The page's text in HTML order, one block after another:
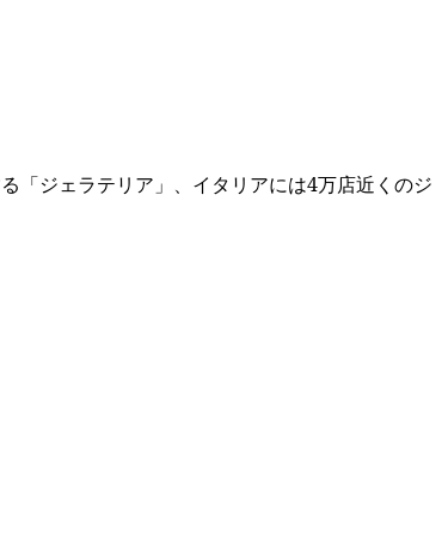
「ジェラテリア」、イタリアには4万店近くのジ